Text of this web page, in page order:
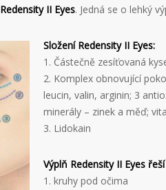
Redensity II Eyes. Jedná se o lehký
Složení Redensity II Eyes:
1. Částečně zesíťovaná
2. Komplex obnovující
leucin, valin, arginin; 3
minerály – zinek a měď;
3. Lidokain
Výplň Redensity II Eyes
1. kruhy pod očima